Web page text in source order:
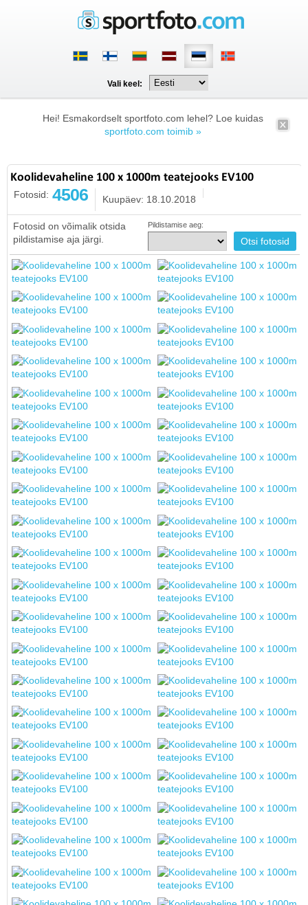
Vali keel:
Hei! Esmakordselt sportfoto.com lehel? Loe kuidas
sportfoto.com toimib »
Koolidevaheline 100 x 1000m teatejooks EV100
Fotosid: 4506 Kuupäev: 18.10.2018
Fotosid on võimalik otsida
pildistamise aja järgi.
Pildistamise aeg: